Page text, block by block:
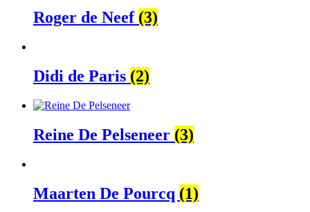
Roger de Neef (3)
Didi de Paris (2)
Reine De Pelseneer (3)
Maarten De Pourcq (1)